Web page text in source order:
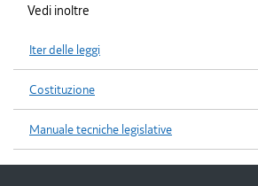
Vedi inoltre
Iter delle leggi
Costituzione
Manuale tecniche legislative